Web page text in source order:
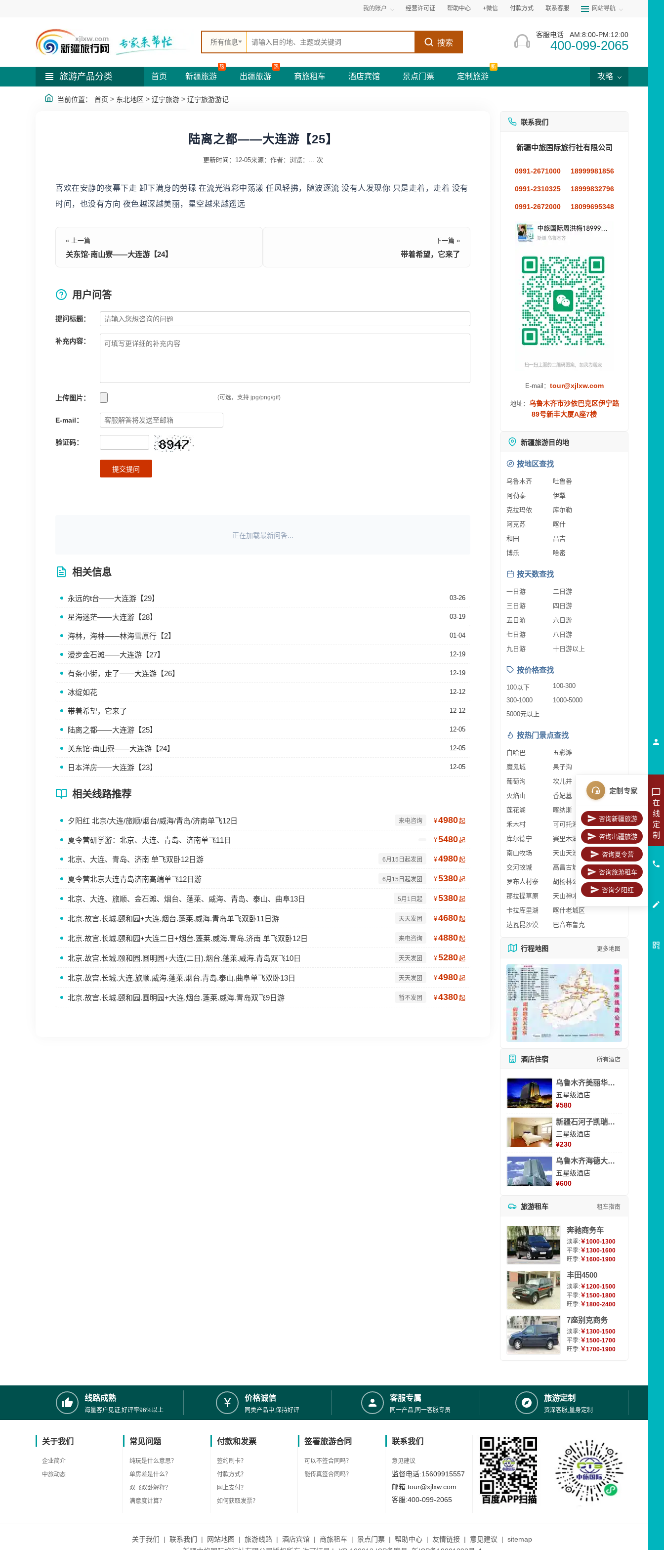
我的账户 经营许可证 帮助中心 +微信 付款方式 联系客服 网站导航
所有信息 搜索
客服电话 AM:8:00-PM:12:00
400-099-2065
旅游产品分类 首页 新疆旅游
热
出疆旅游
热
商旅租车 酒店宾馆 景点门票 定制旅游
新
攻略
当前位置： 首页 > 东北地区 > 辽宁旅游 > 辽宁旅游游记
陆离之都——大连游【25】
更新时间：12-05来源： 作者： 浏览： ... 次
喜欢在安静的夜幕下走 卸下满身的劳碌 在流光溢彩中荡漾 任风轻拂，随波逐流 没有人发现你 只是走着，走着 没有
时间，也没有方向 夜色越深越美丽，星空越来越遥远
« 上一篇
关东馆·南山寮——大连游【24】
下一篇 »
带着希望，它来了
用户问答
提问标题：
补充内容：
上传图片： (可选，支持 jpg/png/gif)
E-mail：
验证码：
提交提问
正在加载最新问答...
相关信息
永远的t台——大连游【29】 03-26
星海迷茫——大连游【28】 03-19
海林，海林——林海雪原行【2】 01-04
漫步金石滩——大连游【27】 12-19
有条小街，走了——大连游【26】 12-19
冰绽如花 12-12
带着希望，它来了 12-12
陆离之都——大连游【25】 12-05
关东馆·南山寮——大连游【24】 12-05
日本洋房——大连游【23】 12-05
相关线路推荐
夕阳红 北京/大连/旅顺/烟台/威海/青岛/济南单飞12日 来电咨询 ¥4980起
夏令营研学游：北京、大连、青岛、济南单飞11日 ¥5480起
北京、大连、青岛、济南 单飞双卧12日游 6月15日起发团 ¥4980起
夏令营北京大连青岛济南高端单飞12日游 6月15日起发团 ¥5380起
北京、大连、旅顺、金石滩、烟台、蓬莱、威海、青岛、泰山、曲阜13日 5月1日起 ¥5380起
北京.故宫.长城.颐和园+大连.烟台.蓬莱.威海.青岛单飞双卧11日游 天天发团 ¥4680起
北京.故宫.长城.颐和园+大连二日+烟台.蓬莱.威海.青岛.济南 单飞双卧12日 来电咨询 ¥4880起
北京.故宫.长城.颐和园.圆明园+大连(二日).烟台.蓬莱.威海.青岛双飞10日 天天发团 ¥5280起
北京.故宫.长城.大连.旅顺.威海.蓬莱.烟台.青岛.泰山.曲阜单飞双卧13日 天天发团 ¥4980起
北京.故宫.长城.颐和园.圆明园+大连.烟台.蓬莱.威海.青岛双飞9日游 暂不发团 ¥4380起
联系我们
新疆中旅国际旅行社有限公司
0991-2671000 18999981856
0991-2310325 18999832796
0991-2672000 18099695348
E-mail： tour@xjlxw.com
地址： 乌鲁木齐市沙依巴克区伊宁路
89号新丰大厦A座7楼
新疆旅游目的地
按地区查找
乌鲁木齐
吐鲁番
阿勒泰
伊犁
克拉玛依
库尔勒
阿克苏
喀什
和田
昌吉
博乐
哈密
按天数查找
一日游
二日游
三日游
四日游
五日游
六日游
七日游
八日游
九日游
十日游以上
按价格查找
100以下
100-300
300-1000
1000-5000
5000元以上
按热门景点查找
白哈巴
五彩滩
魔鬼城
果子沟
葡萄沟
坎儿井
火焰山
香妃墓
莲花湖
喀纳斯
禾木村
可可托海
库尔德宁
赛里木湖
南山牧场
天山天池
交河故城
高昌古城
罗布人村寨
胡杨林公园
那拉提草原
天山神木园
卡拉库里湖
喀什老城区
达瓦昆沙漠
巴音布鲁克
行程地图 更多地图
酒店住宿 所有酒店
乌鲁木齐美丽华大酒
五星级酒店
¥580
新疆石河子凯瑞酒店
三星级酒店
¥230
乌鲁木齐海德大酒店
五星级酒店
¥600
旅游租车 租车指南
奔驰商务车
淡季:￥1000-1300
平季:￥1300-1600
旺季:￥1600-1900
丰田4500
淡季:￥1200-1500
平季:￥1500-1800
旺季:￥1800-2400
7座别克商务
淡季:￥1300-1500
平季:￥1500-1700
旺季:￥1700-1900
线路成熟
海量客户见证,好评率96%以上
价格诚信
同类产品中,保持好评
客服专属
同一产品,同一客服专员
旅游定制
资深客服,量身定制
关于我们
企业简介
中旅动态
常见问题
纯玩是什么意思？
单房差是什么？
双飞双卧解释？
满意度计算？
付款和发票
签约刷卡？
付款方式？
网上支付？
如何获取发票？
签署旅游合同
可以不签合同吗？
能传真签合同吗？
联系我们
意见建议
监督电话:15609915557
邮箱:tour@xjlxw.com
客服:400-099-2065
关于我们 | 联系我们 | 网站地图 | 旅游线路 | 酒店宾馆 | 商旅租车 | 景点门票 | 帮助中心 | 友情链接 | 意见建议 | sitemap
在
线
定
制
定制专家
咨询新疆旅游
咨询出疆旅游
咨询夏令营
咨询旅游租车
咨询夕阳红